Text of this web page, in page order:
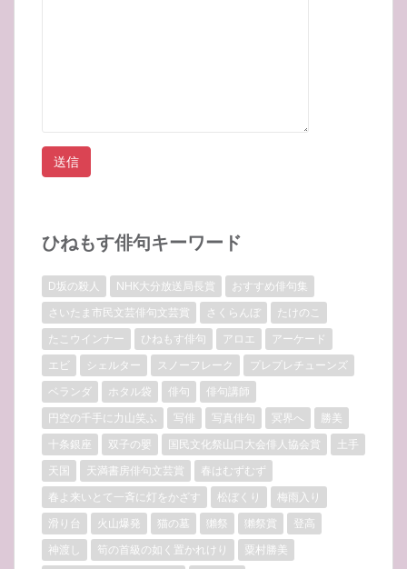
ひねもす俳句キーワード
D坂の殺人 NHK大分放送局長賞
おすすめ俳句集
さいたま市民文芸俳句文芸賞
さくらんぼ
たけのこ
たこウインナー
ひねもす俳句 アロエ
アーケード
エビ
シェルター スノーフレーク
プレプレチューンズ
ベランダ
ホタル袋 俳句
俳句講師
円空の千手に力山笑ふ
写俳 写真俳句 冥界へ
勝美
十条銀座
双子の嬰 国民文化祭山口大会俳人協会賞
土手
天国
天満書房俳句文芸賞
春はむずむず
春よ来いとて一斉に灯をかざす
松ぼくり
梅雨入り
滑り台
火山爆発 猫の墓 獺祭 獺祭賞
登高
神渡し
筍の首級の如く置かれけり
粟村勝美